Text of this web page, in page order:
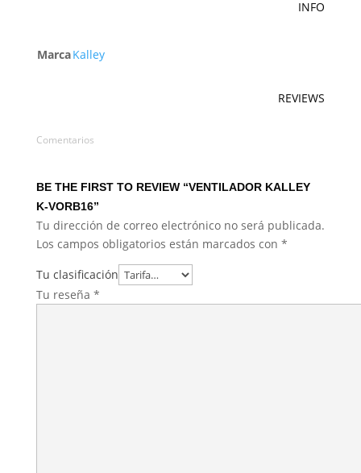
INFO
MarcaKalley
REVIEWS
Comentarios
BE THE FIRST TO REVIEW “VENTILADOR KALLEY
K-VORB16”
Tu dirección de correo electrónico no será publicada.
Los campos obligatorios están marcados con *
Tu clasificación
Tu reseña *